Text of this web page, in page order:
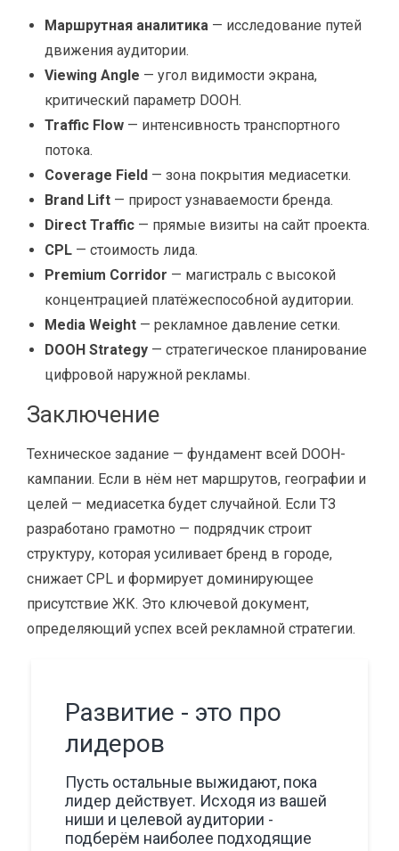
Маршрутная аналитика — исследование путей
движения аудитории.
Viewing Angle — угол видимости экрана,
критический параметр DOOH.
Traffic Flow — интенсивность транспортного
потока.
Coverage Field — зона покрытия медиасетки.
Brand Lift — прирост узнаваемости бренда.
Direct Traffic — прямые визиты на сайт проекта.
CPL — стоимость лида.
Premium Corridor — магистраль с высокой
концентрацией платёжеспособной аудитории.
Media Weight — рекламное давление сетки.
DOOH Strategy — стратегическое планирование
цифровой наружной рекламы.
Заключение
Техническое задание — фундамент всей DOOH-
кампании. Если в нём нет маршрутов, географии и
целей — медиасетка будет случайной. Если ТЗ
разработано грамотно — подрядчик строит
структуру, которая усиливает бренд в городе,
снижает CPL и формирует доминирующее
присутствие ЖК. Это ключевой документ,
определяющий успех всей рекламной стратегии.